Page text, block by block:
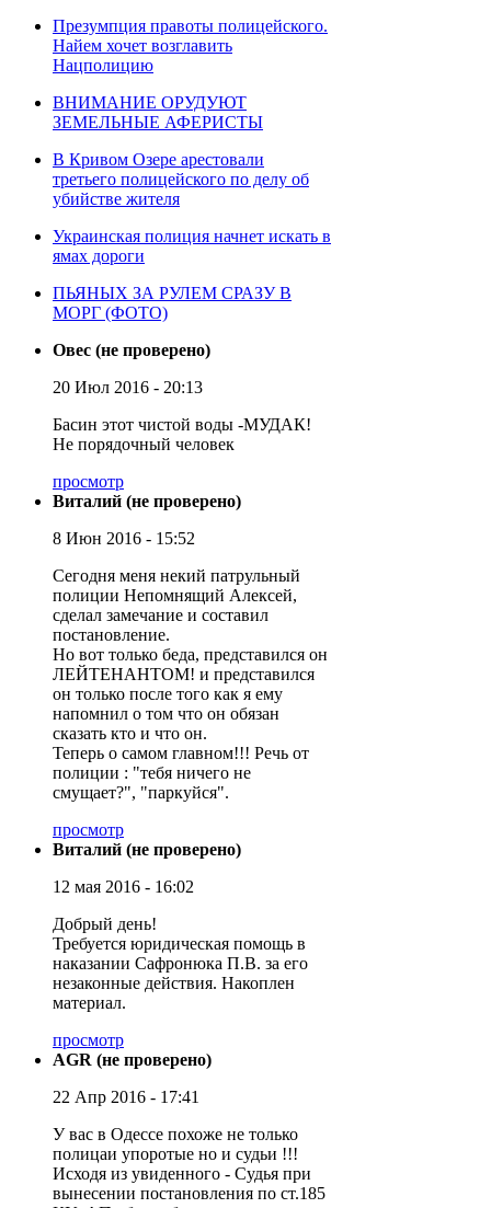
Презумпция правоты полицейского.
Найем хочет возглавить
Нацполицию
ВНИМАНИЕ ОРУДУЮТ
ЗЕМЕЛЬНЫЕ АФЕРИСТЫ
В Кривом Озере арестовали
третьего полицейского по делу об
убийстве жителя
Украинская полиция начнет искать в
ямах дороги
ПЬЯНЫХ ЗА РУЛЕМ СРАЗУ В
МОРГ (ФОТО)
Овес (не проверено)
20 Июл 2016 - 20:13
Басин этот чистой воды -МУДАК!
Не порядочный человек
просмотр
Виталий (не проверено)
8 Июн 2016 - 15:52
Сегодня меня некий патрульный
полиции Непомнящий Алексей,
сделал замечание и составил
постановление.
Но вот только беда, представился он
ЛЕЙТЕНАНТОМ! и представился
он только после того как я ему
напомнил о том что он обязан
сказать кто и что он.
Теперь о самом главном!!! Речь от
полиции : "тебя ничего не
смущает?", "паркуйся".
просмотр
Виталий (не проверено)
12 мая 2016 - 16:02
Добрый день!
Требуется юридическая помощь в
наказании Сафронюка П.В. за его
незаконные действия. Накоплен
материал.
просмотр
AGR (не проверено)
22 Апр 2016 - 17:41
У вас в Одессе похоже не только
полицаи упоротые но и судьи !!!
Исходя из увиденного - Судья при
вынесении постановления по ст.185